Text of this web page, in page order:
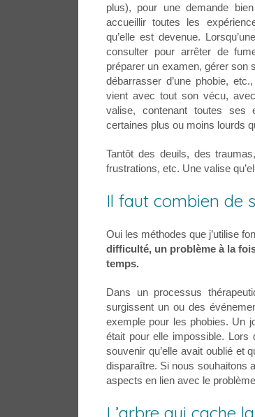
plus), pour une demande
accueillir toutes les
qu’elle est devenue.
consulter pour arrêter de
préparer un examen, gérer son
débarrasser d’une phobie,
vient avec tout son vécu,
valise, contenant toutes ses
certaines plus ou moins lourds
Tantôt des deuils, des
frustrations, etc. Une valise
Il faut combien de
Oui les méthodes que j’utilise
difficulté, un problème à la
temps.
Dans un processus
surgissent un ou des
exemple pour les phobies. Un
était pour elle impossible.
souvenir qu’elle avait oublié et
disparaître. Si nous souhaitons
aspects en lien avec le
L’arbre qui cache